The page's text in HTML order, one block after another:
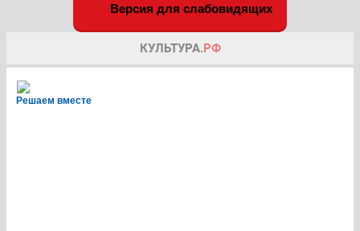
Версия для слабовидящих
Решаем вместе